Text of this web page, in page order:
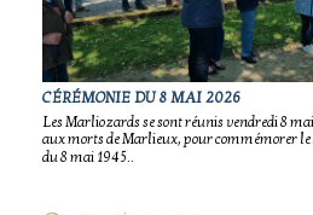
CÉRÉMONIE DU 8 MAI 2026
Les Marliozards se sont réunis vendredi 8
aux morts de Marlieux, pour commémorer le
du 8 mai 1945..